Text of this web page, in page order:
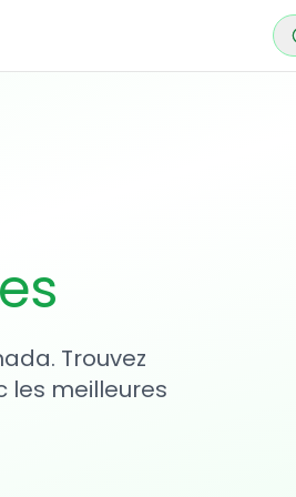
Trouvez
les meilleures